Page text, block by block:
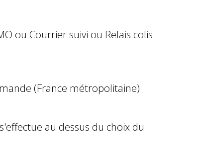
ou Courrier suivi ou Relais colis.
(France métropolitaine)
au dessus du choix du